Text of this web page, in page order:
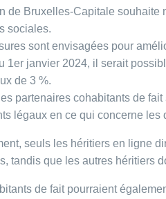
de Bruxelles-Capitale souhaite
sociales.
sont envisagées pour
1er janvier 2024, il serait
de 3 %.
partenaires cohabitants de
légaux en ce qui concerne les
seuls les héritiers en ligne
tandis que les autres héritiers
de fait pourraient